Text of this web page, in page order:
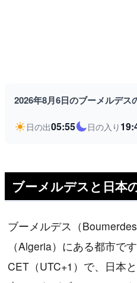
2026年8月6日のブーメルデス
日の出05:55 日の入り
ブーメルデスと日本
ブーメルデス（
（Algeria）にある都市で
CET（UTC+1）で、日本